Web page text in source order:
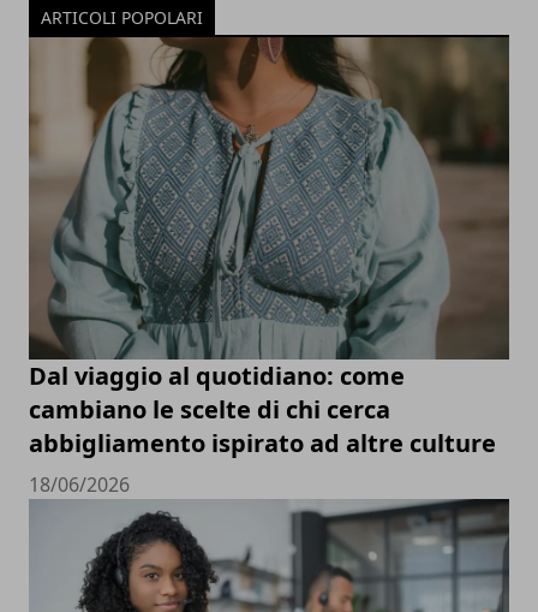
ARTICOLI POPOLARI
Dal viaggio al quotidiano: come
cambiano le scelte di chi cerca
abbigliamento ispirato ad altre culture
18/06/2026